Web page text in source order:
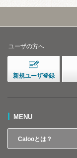
ユーザの方へ
新規ユーザ登録
MENU
Calooとは？